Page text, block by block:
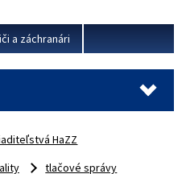
a záchranári
HaZZ
tlačové správy